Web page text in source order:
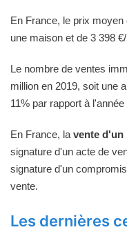
En France, le prix moyen
une maison et de 3 398
Le nombre de ventes
million en 2019, soit une
11% par rapport à
En France, la vente d'un
signature d'un acte de
signature d'un
vente.
Les dernières